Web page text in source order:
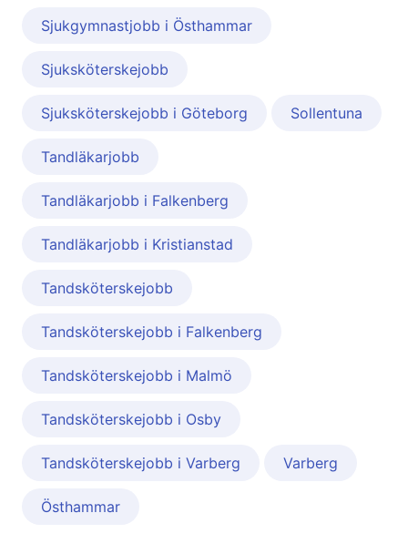
Sjukgymnastjobb i Östhammar
Sjuksköterskejobb
Sjuksköterskejobb i Göteborg Sollentuna
Tandläkarjobb
Tandläkarjobb i Falkenberg
Tandläkarjobb i Kristianstad
Tandsköterskejobb
Tandsköterskejobb i Falkenberg
Tandsköterskejobb i Malmö
Tandsköterskejobb i Osby
Tandsköterskejobb i Varberg Varberg
Östhammar